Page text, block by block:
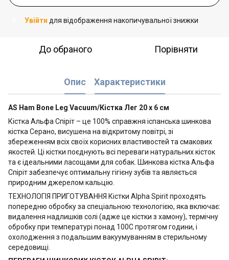
Увійти для відображення накопичувальної знижки
До обраного Порівняти
Опис Характеристики
AS Ham Bone Leg Vacuum/Кістка Лег 20 х 6 см
Кістка Альфа Спіріт – це 100% справжня іспанська шинкова
кістка Серано, висушена на відкритому повітрі, зі
збереженням всіх своїх корисних властивостей та смакових
якостей. Ці кістки поєднують всі переваги натуральних кісток
та є ідеальними ласощами для собак. Шинкова кістка Альфа
Спіріт забезпечує оптимальну гігієну зубів та являється
природним джерелом кальцію.
ТЕХНОЛОГІЯ ПРИГОТУВАННЯ Кістки Alpha Spirit проходять
попередню обробку за спеціальною технологією, яка включає:
видалення надлишків солі (адже це кістки з хамону), термічну
обробку при температурі понад 100С протягом години, і
охолодження з подальшим вакуумуванням в стерильному
середовищі.